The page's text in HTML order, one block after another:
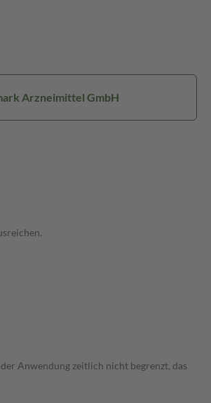
Arzneimittel GmbH
Anwendung zeitlich nicht begrenzt, das